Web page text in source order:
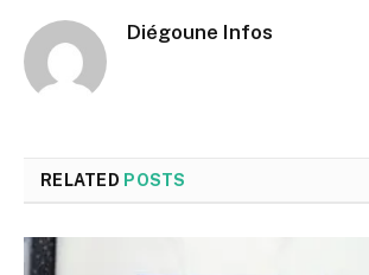
Diégoune Infos
RELATED POSTS